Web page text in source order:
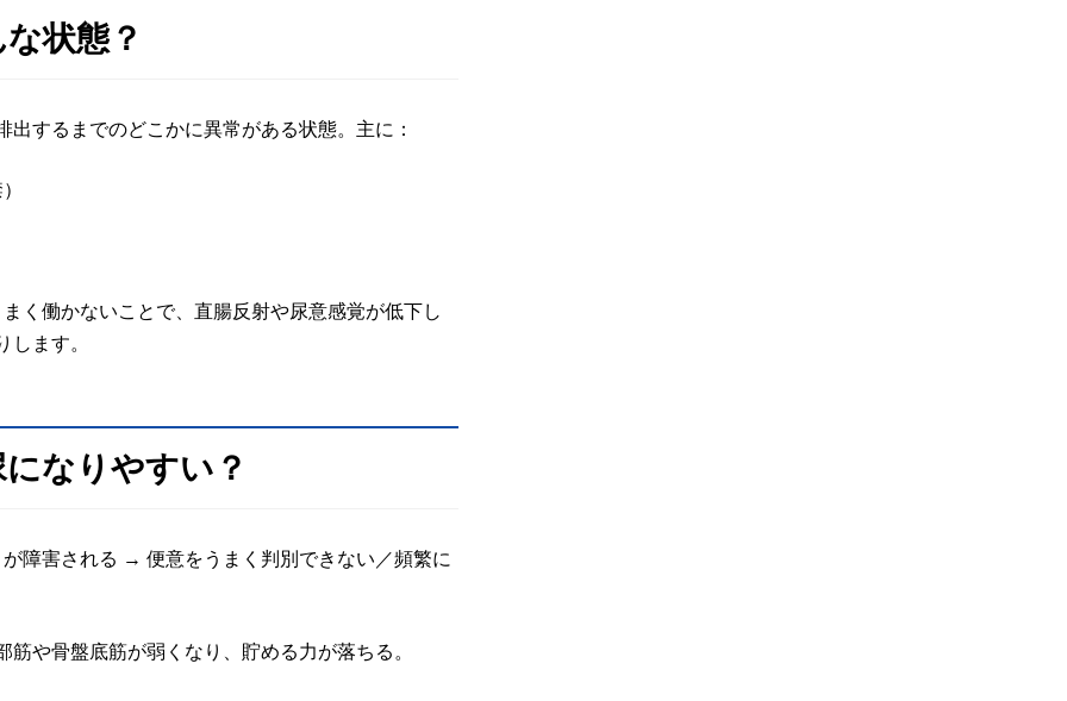
状態？
するまでのどこかに異常がある状態。主に：
く働かないことで、直腸反射や尿意感覚が低下し
します。
なりやすい？
障害される → 便意をうまく判別できない／頻繁に
や骨盤底筋が弱くなり、貯める力が落ちる。